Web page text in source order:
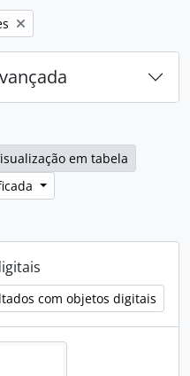
em tabela
com objetos digitais